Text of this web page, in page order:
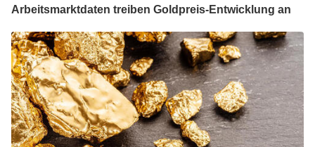
Arbeitsmarktdaten treiben Goldpreis-Entwicklung an